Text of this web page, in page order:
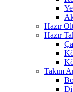
Hazır
Hazır
Takım